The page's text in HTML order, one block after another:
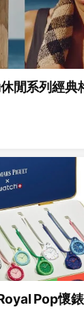
閒系列經典
Pop懷